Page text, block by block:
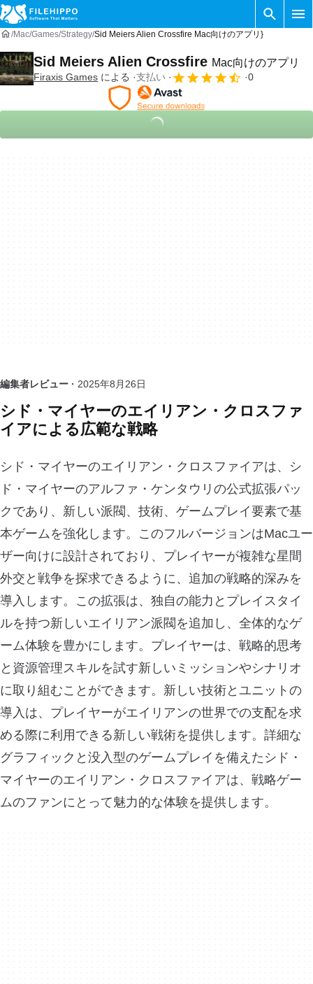
Mac Games Strategy Sid Meiers Alien Crossfire Mac向けのアプリ}
Sid Meiers Alien Crossfire Mac向けのアプリ
Firaxis Games による 支払い 0
編集者レビュー · 2025年8月26日
シド・マイヤーのエイリアン・クロスファ
イアによる広範な戦略
シド・マイヤーのエイリアン・クロスファイアは、シ
ド・マイヤーのアルファ・ケンタウリの公式拡張パッ
クであり、新しい派閥、技術、ゲームプレイ要素で基
本ゲームを強化します。このフルバージョンはMacユー
ザー向けに設計されており、プレイヤーが複雑な星間
外交と戦争を探求できるように、追加の戦略的深みを
導入します。この拡張は、独自の能力とプレイスタイ
ルを持つ新しいエイリアン派閥を追加し、全体的なゲ
ーム体験を豊かにします。プレイヤーは、戦略的思考
と資源管理スキルを試す新しいミッションやシナリオ
に取り組むことができます。新しい技術とユニットの
導入は、プレイヤーがエイリアンの世界での支配を求
める際に利用できる新しい戦術を提供します。詳細な
グラフィックと没入型のゲームプレイを備えたシド・
マイヤーのエイリアン・クロスファイアは、戦略ゲー
ムのファンにとって魅力的な体験を提供します。